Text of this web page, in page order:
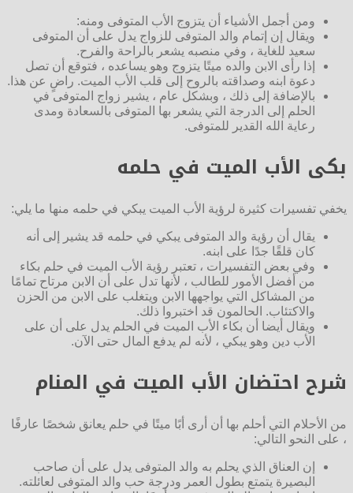
ومن أجمل الأشياء أن يتزوج الأب المتوفى ومنه:
ويقال إن إتمام والد المتوفى للزواج يدل على أن المتوفى
سعيد للغاية ، وفي منصبه يشعر بالراحة والفرح.
إذا رأى الابن والده ميتًا يتزوج وهو يساعده ، فتوقع أن تصل
دعوة ابنه وصداقته بالروح إلى قلب الأب الميت. راضٍ عن هذا.
بالإضافة إلى ذلك ، وبشكل عام ، يشير زواج المتوفى في
الحلم إلى الدرجة التي يشعر بها المتوفى بالسعادة ومدى
رعاية الله القدير للمتوفى.
بكى الأب الميت في حلمه
يخفي تفسيرات كثيرة لرؤية الأب الميت يبكي في حلمه منها ما يلي:
يقال أن رؤية والد المتوفى يبكي في حلمه قد يشير إلى أنه
كان قلقًا جدًا على ابنه.
وفي بعض التفسيرات ، تعتبر رؤية الأب الميت في حلم بكاء
من أفضل الأمور للطالب ، لأنها تدل على أن الابن مرتاح تمامًا
من المشاكل التي يواجهها الابن ويتغلب على الابن من الحزن
والاكتئاب. الحالمون قد اختبروا ذلك.
ويقال أيضا أن بكاء الأب الميت في الحلم يدل على أن على
الأب دين وهو يبكي ، لأنه لم يدفع المال حتى الآن.
شرح احتضان الأب الميت في المنام
من الأحلام التي أحلم بها أن أرى أبًا ميتًا في حلم يعانق شخصًا عارفًا
، على النحو التالي:
إن العناق الذي يحلم به والد المتوفى يدل على أن صاحب
البصيرة يتمتع بطول العمر ودرجة حب والد المتوفى لعائلته.